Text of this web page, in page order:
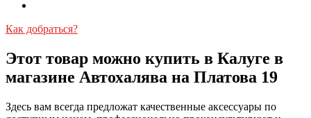
Как добраться?
Этот товар можно купить в Калуге в
магазине Автохалява на Платова 19
Здесь вам всегда предложат качественные аксессуары по